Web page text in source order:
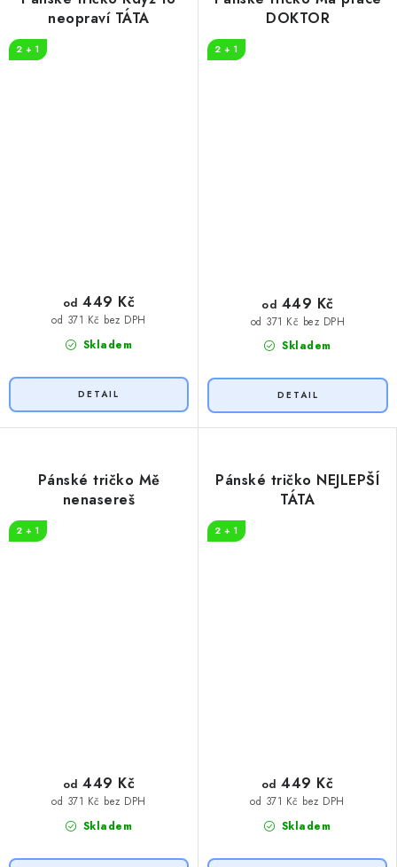
neopraví TÁTA
2 + 1
Skladem
od 371 Kč bez DPH
od 449 Kč
DOKTOR
2 + 1
Skladem
od 371 Kč bez DPH
od 449 Kč
Pánské tričko Mě
nenasereš
2 + 1
Skladem
od 371 Kč bez DPH
od 449 Kč
Pánské tričko NEJLEPŠÍ
TÁTA
2 + 1
Skladem
od 371 Kč bez DPH
od 449 Kč